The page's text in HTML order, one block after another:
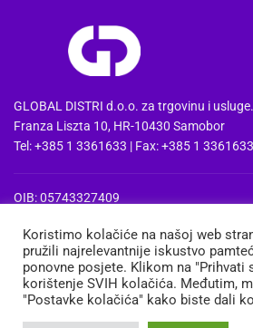
GLOBAL DISTRI d.o.o. za trgovinu i usluge.
Franza Liszta 10, HR-10430 Samobor
Tel: +385 1 3361633 | Fax: +385 1 3361633
OIB: 05743327409
PDV Id: HR05743327409
IBAN: HR3724020061100668741
Erste&Steiermaerkische bank d.d. Zagreb
Koristimo kolačiće na našoj web
pružili najrelevantnije iskustvo
ponovne posjete. Klikom na "Prihvati
korištenje SVIH kolačića. Međutim,
"Postavke kolačića" kako biste dali